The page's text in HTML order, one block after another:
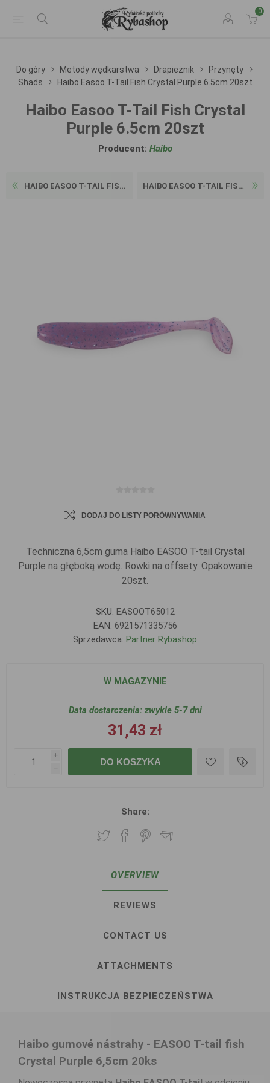
0
Do góry Metody wędkarstwa Drapieżnik
Przynęty
Shads
Haibo Easoo T-Tail Fish Crystal Purple 6.5cm 20szt
Haibo Easoo T-Tail Fish Crystal
Purple 6.5cm 20szt
Producent: Haibo
HAIBO EASOO T-TAIL FISH CRY... HAIBO EASOO T-TAIL FISH CRY...
DODAJ DO LISTY PORÓWNYWANIA
Techniczna 6,5cm guma Haibo EASOO T-tail Crystal
Purple na głęboką wodę. Rowki na offsety. Opakowanie
20szt.
SKU: EASOOT65012
EAN: 6921571335756
Sprzedawca: Partner Rybashop
W MAGAZYNIE
Data dostarczenia: zwykle 5-7 dni
31,43 zł
i
h
DO KOSZYKA
Share:
OVERVIEW
REVIEWS
CONTACT US
ATTACHMENTS
INSTRUKCJA BEZPIECZEŃSTWA
Haibo gumové nástrahy - EASOO T-tail fish
Crystal Purple 6,5cm 20ks